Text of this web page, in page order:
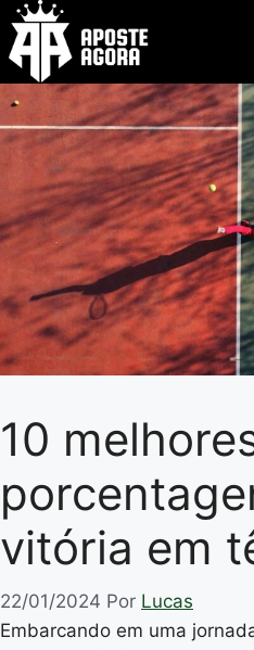
10
vitória em
22/01/2024 Por Lucas
Embarcando em uma